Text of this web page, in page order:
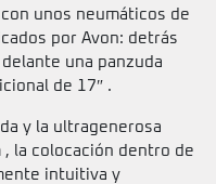
unos neumáticos de
por Avon: detrás
una panzuda
de 17″ .
y la ultragenerosa
la colocación dentro de
intuitiva y